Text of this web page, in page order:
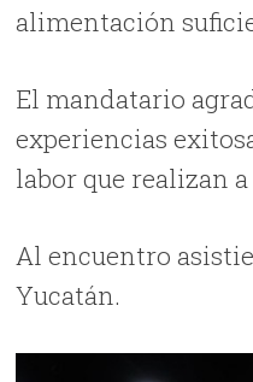
alimentación
El mandatario
experiencias
labor que realizan
Al encuentro
Yucatán.